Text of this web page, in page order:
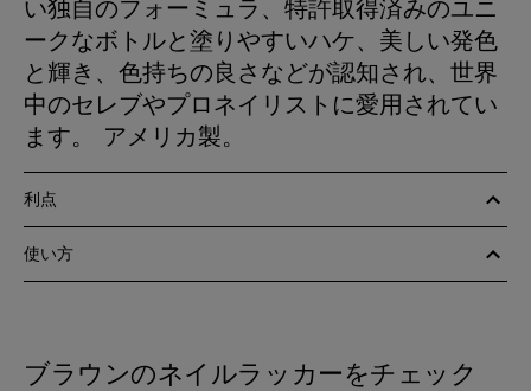
い独自のフォーミュラ、特許取得済みのユニ
ークなボトルと塗りやすいハケ、美しい発色
と輝き、色持ちの良さなどが認知され、世界
中のセレブやプロネイリストに愛用されてい
ます。 アメリカ製。
利点
使い方
ブラウンのネイルラッカーをチェック